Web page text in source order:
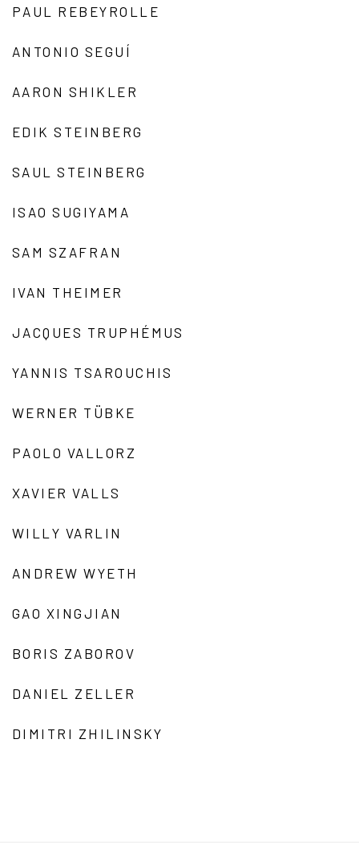
PAUL REBEYROLLE
ANTONIO SEGUÍ
AARON SHIKLER
EDIK STEINBERG
SAUL STEINBERG
ISAO SUGIYAMA
SAM SZAFRAN
IVAN THEIMER
JACQUES TRUPHÉMUS
YANNIS TSAROUCHIS
WERNER TÜBKE
PAOLO VALLORZ
XAVIER VALLS
WILLY VARLIN
ANDREW WYETH
GAO XINGJIAN
BORIS ZABOROV
DANIEL ZELLER
DIMITRI ZHILINSKY